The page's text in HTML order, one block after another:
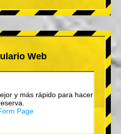
Web
y más rápido para hacer
Page